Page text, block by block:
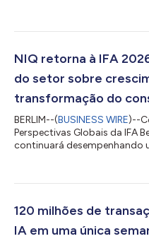
organizações globais nas
anúncios de mais clientes e
medida que os
NIQ retorna à IFA
do setor sobre
transformação do
BERLIM--(BUSINESS WIRE)--
Perspectivas Globais da IFA
continuará desempenhando
as forças que remodelam o
executivos, mesas redondas,
e interações estratégicas
120 milhões de
IA em uma única